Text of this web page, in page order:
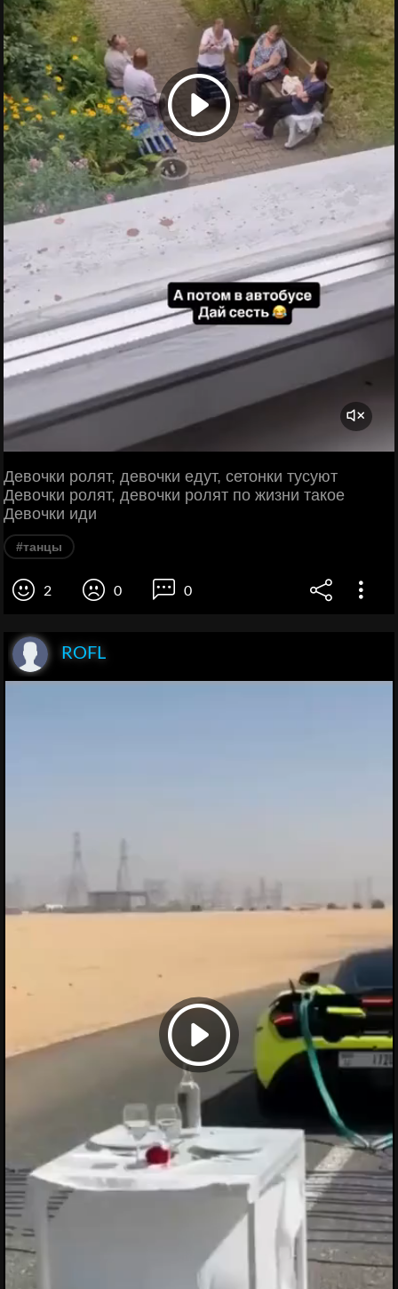
Девочки ролят, девочки едут, сетонки тусуют
Девочки ролят, девочки ролят по жизни такое
Девочки иди
#танцы
2 0 0
ROFL